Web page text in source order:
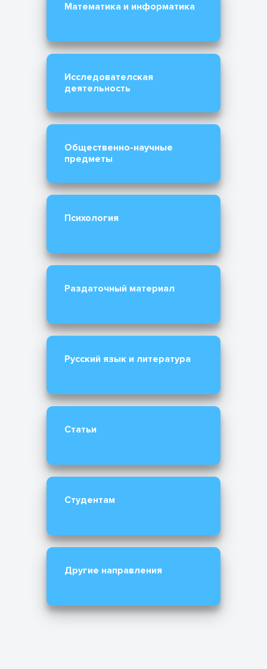
Математика и информатика
Исследователская
деятельность
Общественно-научные
предметы
Психология
Раздаточный материал
Русский язык и литература
Статьи
Студентам
Другие направления